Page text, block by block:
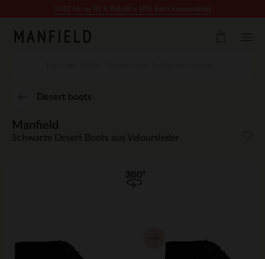
Desert boots
Manfield
Schwarze Desert Boots aus Veloursleder